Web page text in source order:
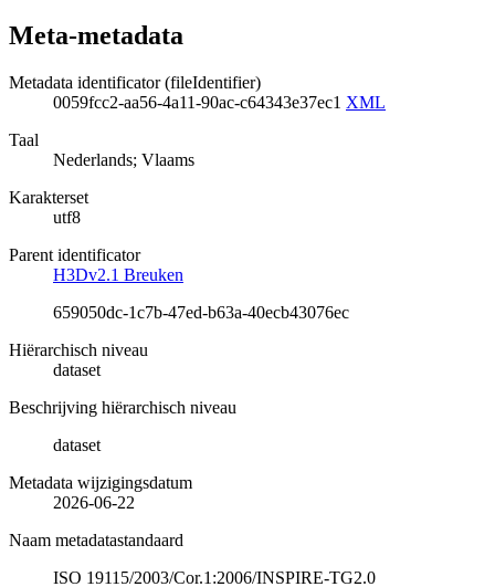
Meta-metadata
Metadata identificator (fileIdentifier)
0059fcc2-aa56-4a11-90ac-c64343e37ec1 XML
Taal
Nederlands; Vlaams
Karakterset
utf8
Parent identificator
H3Dv2.1 Breuken
659050dc-1c7b-47ed-b63a-40ecb43076ec
Hiërarchisch niveau
dataset
Beschrijving hiërarchisch niveau
dataset
Metadata wijzigingsdatum
2026-06-22
Naam metadatastandaard
ISO 19115/2003/Cor.1:2006/INSPIRE-TG2.0